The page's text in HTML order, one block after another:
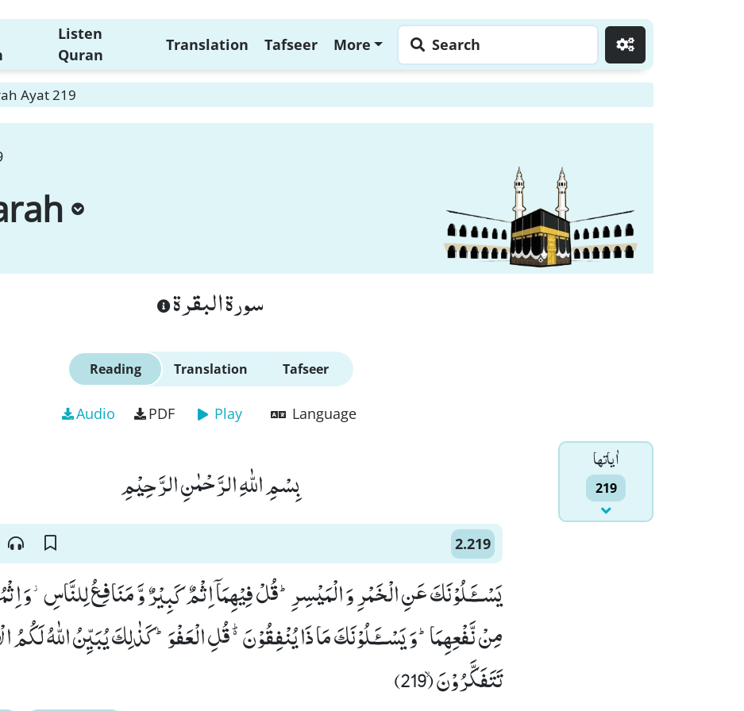
Listen
Quran
Translation Tafseer More Search
Ayat 219
سورة البقرة
Reading Translation Tafseer
Audio PDF Play Language
اٰياتها
219 بِسْمِ اللّٰهِ الرَّحْمٰنِ الرَّحِیْمِ
2.219
یَسْــٴَـلُوْنَكَ عَنِ الْخَمْرِ وَ الْمَیْسِرِؕ-قُلْ فِیْهِمَاۤ اِثْمٌ كَبِیْرٌ وَّ مَنَافِعُ لِلنَّاسِ٘-وَ
مِنْ نَّفْعِهِمَاؕ-وَ یَسْــٴَـلُوْنَكَ مَا ذَا یُنْفِقُوْنَ۬ؕ-قُلِ الْعَفْوَؕ-كَذٰلِكَ یُبَیِّنُ اللّٰهُ لَكُمُ
تَتَفَكَّرُوْنَۙ (219)